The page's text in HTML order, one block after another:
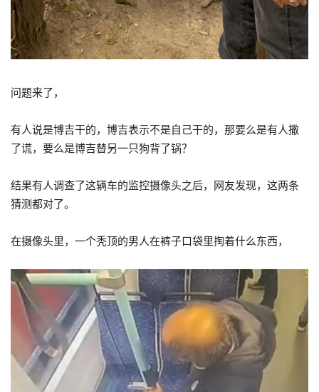
问题来了，
有人说是博吉干的，博吉表示不是自己干的，那要么是有人撒
了谎，要么是博吉替另一只狗背了锅？
结果有人调查了这辆车的监控摄像头之后，网友发现，这两条
猜测都对了。
在摄像头里，一个秃顶的男人在裤子口袋里掏着什么东西，